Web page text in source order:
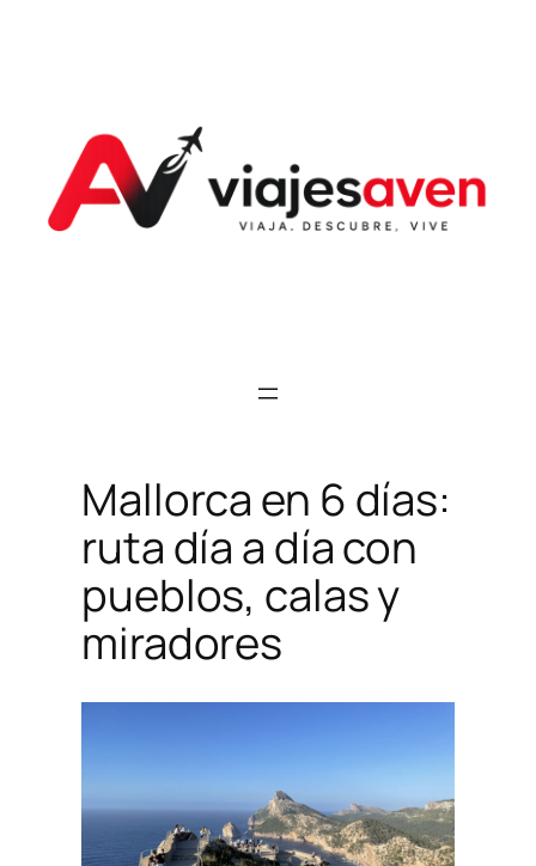
contenido
Mallorca en 6 días:
ruta día a día con
pueblos, calas y
miradores